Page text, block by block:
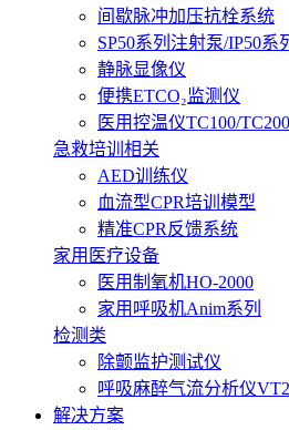
间歇脉冲加压抗栓系统
SP50系列注射泵/IP50系
静脉显像仪
便携ETCO₂监测仪
医用控温仪TC100/TC200
急救培训相关
AED训练仪
血流型CPR培训模型
精准CPR反馈系统
家用医疗设备
医用制氧机HO-2000
家用呼吸机Anim系列
检测类
除颤监护测试仪
呼吸麻醉气流分析仪
解决方案